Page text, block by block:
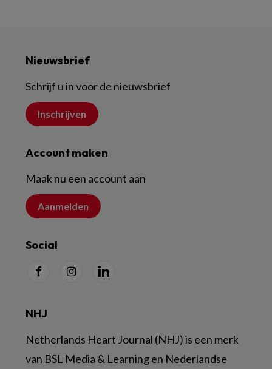
Nieuwsbrief
Schrijf u in voor de nieuwsbrief
Inschrijven
Account maken
Maak nu een account aan
Aanmelden
Social
NHJ
Netherlands Heart Journal (NHJ) is een merk
van BSL Media & Learning en Nederlandse